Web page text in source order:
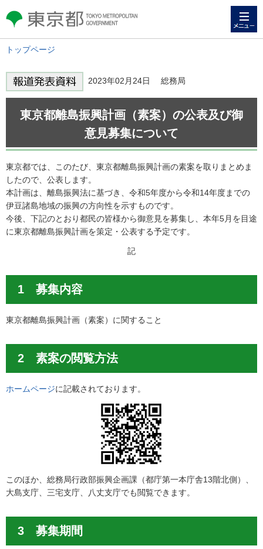
東京都 TOKYO METROPOLITAN
GOVERNMENT
トップページ
2023年02月24日 総務局
東京都離島振興計画（素案）の公表及び御
意見募集について
東京都では、このたび、東京都離島振興計画の素案を取りまとめま
したので、公表します。
本計画は、離島振興法に基づき、令和5年度から令和14年度までの
伊豆諸島地域の振興の方向性を示すものです。
今後、下記のとおり都民の皆様から御意見を募集し、本年5月を目途
に東京都離島振興計画を策定・公表する予定です。
記
1 募集内容
東京都離島振興計画（素案）に関すること
2 素案の閲覧方法
ホームページに記載されております。
このほか、総務局行政部振興企画課（都庁第一本庁舎13階北側）、
大島支庁、三宅支庁、八丈支庁でも閲覧できます。
3 募集期間